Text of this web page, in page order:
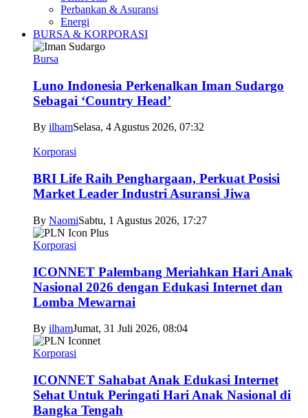
Perbankan & Asuransi
Energi
BURSA & KORPORASI
Bursa
Luno Indonesia Perkenalkan Iman Sudargo
Sebagai ‘Country Head’
By ilhamSelasa, 4 Agustus 2026, 07:32
Korporasi
BRI Life Raih Penghargaan, Perkuat Posisi
Market Leader Industri Asuransi Jiwa
By NaomiSabtu, 1 Agustus 2026, 17:27
Korporasi
ICONNET Palembang Meriahkan Hari Anak
Nasional 2026 dengan Edukasi Internet dan
Lomba Mewarnai
By ilhamJumat, 31 Juli 2026, 08:04
Korporasi
ICONNET Sahabat Anak Edukasi Internet
Sehat Untuk Peringati Hari Anak Nasional di
Bangka Tengah